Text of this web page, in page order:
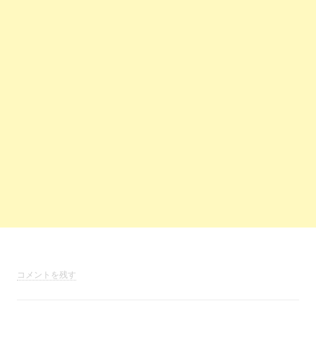
コメントを残す